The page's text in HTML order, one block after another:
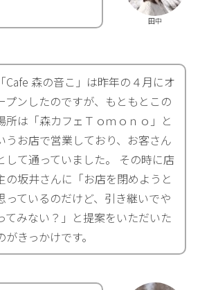
田中
「Cafe 森の音こ」は昨年の４月にオ
プンしたのですが、もともとこの
所は「森カフェＴｏｍｏｎｏ」と
うお店で営業しており、お客さん
して通っていました。 その時に店
の坂井さんに「お店を閉めようと
っているのだけど、引き継いでや
てみない？」と提案をいただいた
がきっかけです。